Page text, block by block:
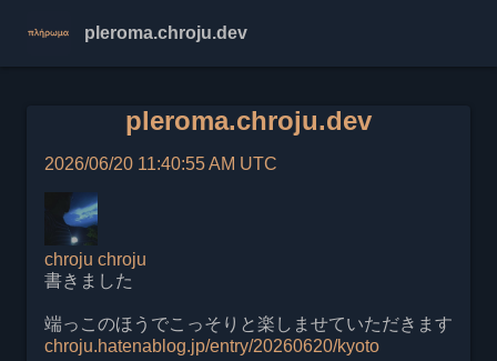
pleroma.chroju.dev
pleroma.chroju.dev
2026/06/20 11:40:55 AM UTC
chroju chroju
書きました
端っこのほうでこっそりと楽しませていただきます
chroju.hatenablog.jp/entry/20260620/kyoto